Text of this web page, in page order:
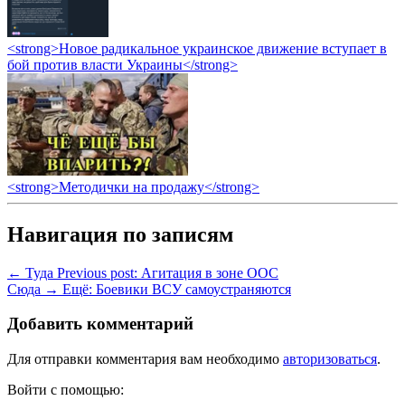
<strong>Новое радикальное украинское движение вступает в
бой против власти Украины</strong>
<strong>Методички на продажу</strong>
Навигация по записям
← Туда Previous post: Агитация в зоне ООС
Сюда → Ещё: Боевики ВСУ самоустраняются
Добавить комментарий
Для отправки комментария вам необходимо авторизоваться.
Войти с помощью: